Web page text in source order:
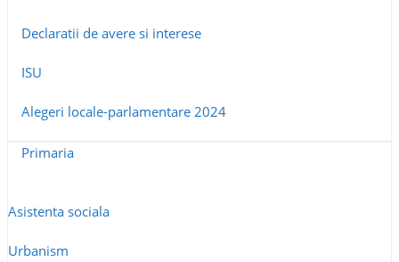
Declaratii de avere si interese
ISU
Alegeri locale-parlamentare 2024
Primaria
Asistenta sociala
Urbanism